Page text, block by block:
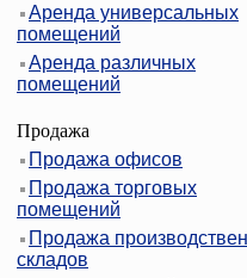
Аренда универсальных
помещений
Аренда различных
помещений
Продажа
Продажа офисов
Продажа торговых
помещений
Продажа
складов